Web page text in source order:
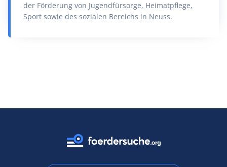
der Förderung von Jugendfürsorge, Heimatpflege,
Sport sowie des sozialen Bereichs in Neuss.